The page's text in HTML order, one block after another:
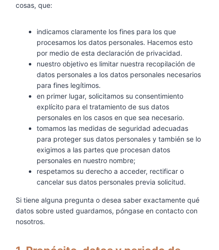
cosas, que:
indicamos claramente los fines para los que
procesamos los datos personales. Hacemos esto
por medio de esta declaración de privacidad.
nuestro objetivo es limitar nuestra recopilación de
datos personales a los datos personales necesarios
para fines legítimos.
en primer lugar, solicitamos su consentimiento
explícito para el tratamiento de sus datos
personales en los casos en que sea necesario.
tomamos las medidas de seguridad adecuadas
para proteger sus datos personales y también se lo
exigimos a las partes que procesan datos
personales en nuestro nombre;
respetamos su derecho a acceder, rectificar o
cancelar sus datos personales previa solicitud.
Si tiene alguna pregunta o desea saber exactamente qué
datos sobre usted guardamos, póngase en contacto con
nosotros.